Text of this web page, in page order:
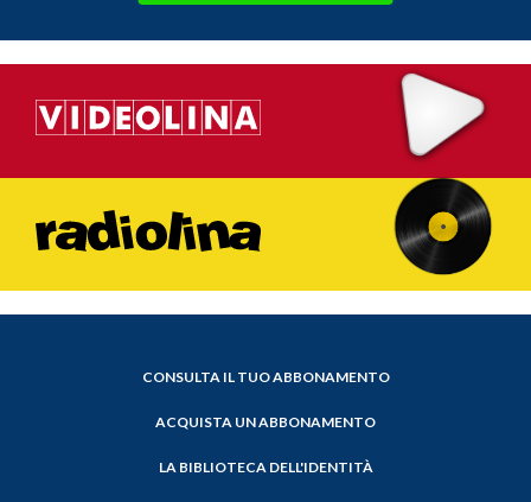
CONSULTA IL TUO ABBONAMENTO
ACQUISTA UN ABBONAMENTO
LA BIBLIOTECA DELL'IDENTITÀ